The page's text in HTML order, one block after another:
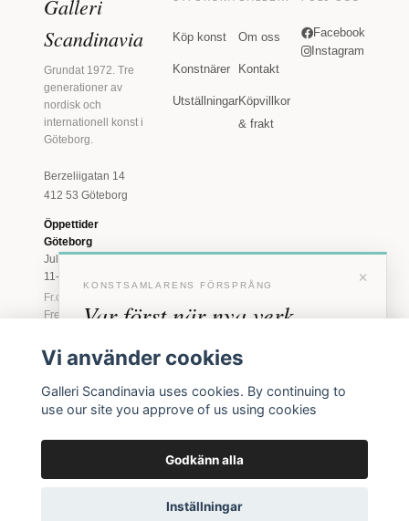
Galleri
Scandinavia
Grundat 1972. Tre
generationer av
nordisk och
internationell konst i
Göteborg.
Berzeliigatan 14
412 53 Göteborg
Öppettider
Göteborg
Juli: Tis 11-18 · Lör
11-16
Fr.o.m. augusti: Tis-
Fre 11-18 · Lör 11-
Marstrand
2026
Tis-Fre 11-18 ·
Köp konst
Konstnärer
Utställningar
Om oss
Kontakt
Köpvillkor
& frakt
Facebook
Instagram
×
KONSTSAMLARENS FÖRSPRÅNG
Var först när nya verk
anländer
inbjudningar till vernissage, innan vi annonserar
offentligt.
Inga erbjudanden. Bara konst som faktiskt säljs.
Vi använder cookies
Galleri Scandinavia uses cookies. By continuing to
use our site you approve of us using cookies
Godkänn alla
Inställningar